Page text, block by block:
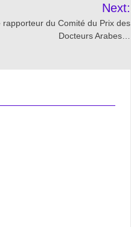
Next:
du Comité du Prix des
Docteurs Arabes…